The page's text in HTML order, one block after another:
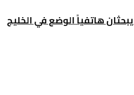
هاتفياً الوضع في الخليج